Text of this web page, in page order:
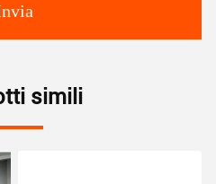
simili